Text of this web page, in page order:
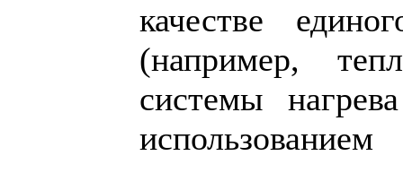
качестве
(например,
системы